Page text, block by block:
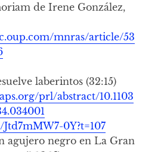
de Irene González,
mnras/article/53
laberintos (32:15)
prl/abstract/10.1103
0Y?t=107
agujero negro en La Gran